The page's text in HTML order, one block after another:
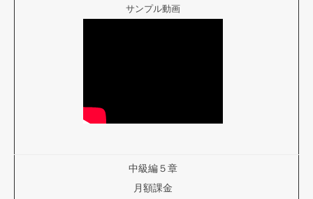
サンプル動画
中級編５章
月額課金